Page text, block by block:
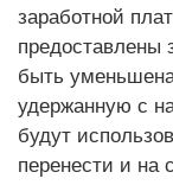
заработной
предоставлены
быть
удержанную с
будут
перенести и